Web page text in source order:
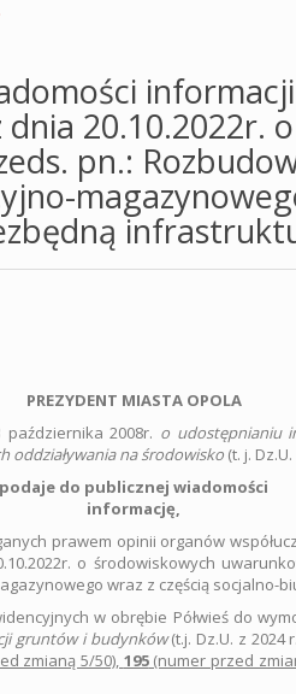
dnia 20.10.2022r.
pn.:
PREZYDENT MIASTA OPOLA
2008r. o udostępnianiu
oddziaływania na środowisko(t. j.
podaje do publicznej wiadomości
informację,
prawem opinii organów
o środowiskowych
wraz z częścią socjalno-
w obrębie Półwieś do
gruntów i budynków(t.j. Dz.U. z 2024
zmianą 5/50), 195(numer przed